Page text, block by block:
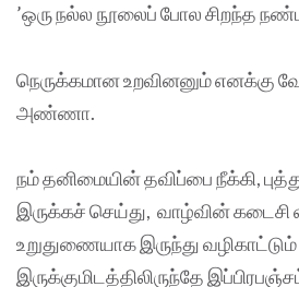
’ஒரு நல்ல நூலைப் போல சிறந்த
நெருக்கமான உறவினனும் எனக்கு
அண்ணா.
நம் தனிமையின் தவிப்பை நீக்கி,
இருக்கச் செய்து, வாழ்வின் கடைசி
உறுதுணையாக இருந்து
இருக்குமிடத்திலிருந்தே